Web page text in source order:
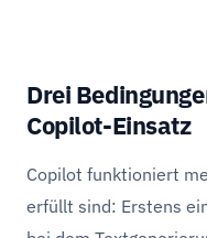
Drei
Copilot-Einsatz
Copilot funktioniert
erfüllt sind: Erstens